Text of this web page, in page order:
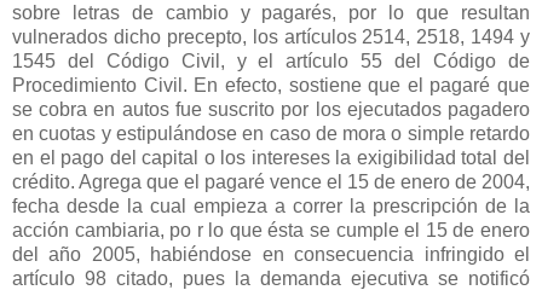
sobre letras de cambio y pagarés, por lo que resultan
vulnerados dicho precepto, los artículos 2514, 2518, 1494 y
1545 del Código Civil, y el artículo 55 del Código de
Procedimiento Civil. En efecto, sostiene que el pagaré que
se cobra en autos fue suscrito por los ejecutados pagadero
en cuotas y estipulándose en caso de mora o simple retardo
en el pago del capital o los intereses la exigibilidad total del
crédito. Agrega que el pagaré vence el 15 de enero de 2004,
fecha desde la cual empieza a correr la prescripción de la
acción cambiaria, po r lo que ésta se cumple el 15 de enero
del año 2005, habiéndose en consecuencia infringido el
artículo 98 citado, pues la demanda ejecutiva se notificó